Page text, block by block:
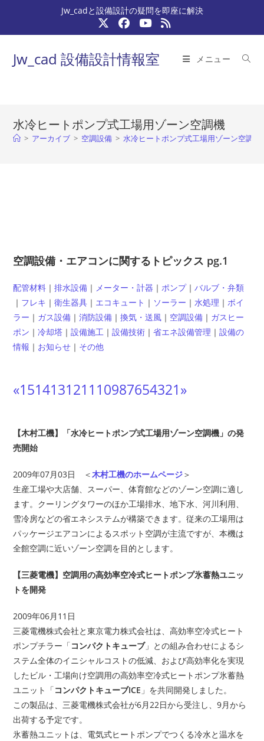
テ
Jw_cadと設備設計の疑問を即座に解決
Jw_cad 設備設計情報室 メニュー
水冷ヒートポンプ式工場用ゾーン空調機
> アーカイブ > 空調設備 > 水冷ヒートポンプ式工場用ゾーン空調機
空調設備・エアコンに関するトピックス pg.1
配管材料 ｜排水設備 ｜ メーター・計器 ｜ ポンプ｜バルブ・弁類
｜ フレキ ｜衛生器具 ｜ エコキュート ｜ ソーラー ｜水処理 ｜ ボイ
ラー ｜ ガス設備 ｜消防設備 ｜換気・送風 ｜ 空調設備 ｜ ガスヒー
ポン ｜冷却塔 ｜設備施工 ｜設備技術 ｜省エネ設備管理 ｜設備の
情報 ｜ お知らせ ｜ その他
«1514131211 10987654321»
【木村工機】「水冷ヒートポンプ式工場用ゾーン空調機」の発
売開始
2009年07月03日 ＜木村工機のホームページ＞
生産工場や大店舗、スーパー、体育館などのゾーン空調に適し
ます。クーリングタワーのほか工場排水、地下水、河川利用、
雪冷房などの省エネシステムが構築できます。従来の工場用は
パッケージエアコンによるスポット空調が主流ですが、本機は
全館空調に近いゾーン空調を目的とします。
【三菱電機】空調用の高効率空冷式ヒートポンプ氷蓄熱ユニッ
トを開発
2009年06月11日
三菱電機株式会社と東京電力株式会社は、高効率空冷式ヒート
ポンプチラー「コンパクトキューブ」との組み合わせによるシ
ステム全体のイニシャルコストの低減、および高効率化を実現
したビル・工場向け空調用の高効率空冷式ヒートポンプ氷蓄熱
ユニット「コンパクトキューブICE 」を共同開発しました。
この製品は、三菱電機株式会社が6月22日から受注し、9月から
出荷する予定です。
氷蓄熱ユニットは、電気式ヒートポンプでつくる冷水と温水を